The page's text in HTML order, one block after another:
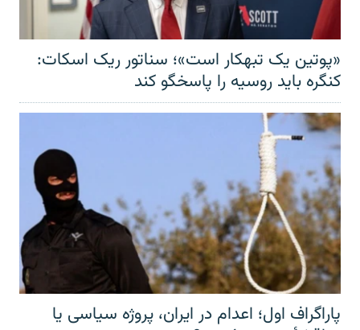
«پوتین یک تبهکار است»؛ سناتور ریک اسکات:
کنگره باید روسیه را پاسخگو کند
پاراگراف اول؛ اعدام در ایران، پروژه سیاسی یا